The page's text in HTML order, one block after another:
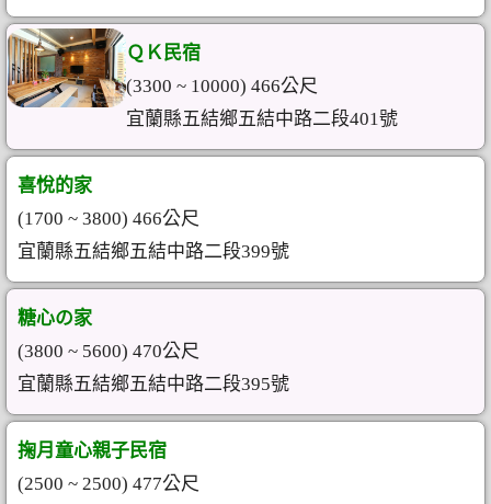
ＱＫ民宿
(3300 ~ 10000) 466公尺
宜蘭縣五結鄉五結中路二段401號
喜悅的家
(1700 ~ 3800) 466公尺
宜蘭縣五結鄉五結中路二段399號
糖心の家
(3800 ~ 5600) 470公尺
宜蘭縣五結鄉五結中路二段395號
掬月童心親子民宿
(2500 ~ 2500) 477公尺